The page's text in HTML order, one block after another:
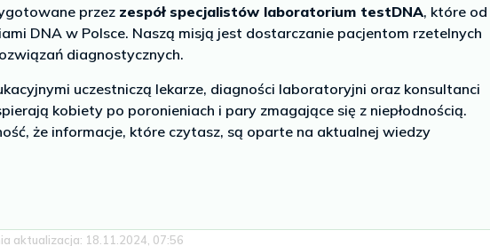
przez zespół specjalistów laboratorium testDNA, które od
DNA w Polsce. Naszą misją jest dostarczanie pacjentom rzetelnych
diagnostycznych.
uczestniczą lekarze, diagności laboratoryjni oraz konsultanci
kobiety po poronieniach i pary zmagające się z niepłodnością.
że informacje, które czytasz, są oparte na aktualnej wiedzy
aktualizacja: 18.11.2024, 07:56